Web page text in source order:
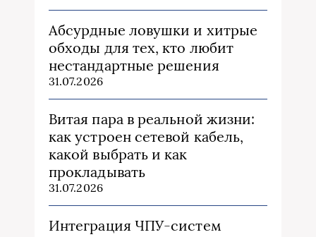
Абсурдные ловушки и хитрые
обходы для тех, кто любит
нестандартные решения
31.07.2026
Витая пара в реальной жизни:
как устроен сетевой кабель,
какой выбрать и как
прокладывать
31.07.2026
Интеграция ЧПУ-систем